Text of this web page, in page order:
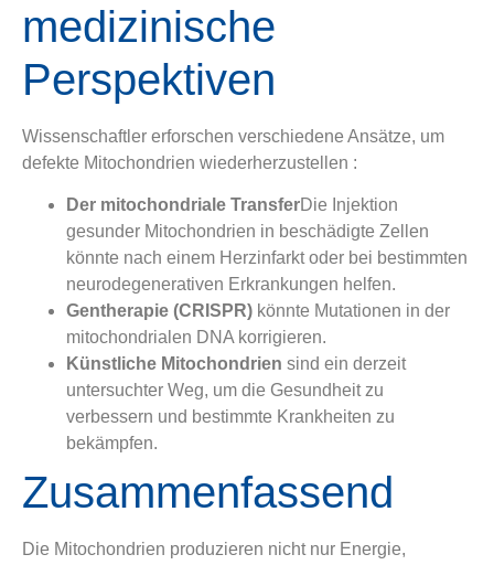
medizinische
Perspektiven
Wissenschaftler erforschen verschiedene Ansätze, um
defekte Mitochondrien wiederherzustellen :
Der mitochondriale TransferDie Injektion
gesunder Mitochondrien in beschädigte Zellen
könnte nach einem Herzinfarkt oder bei bestimmten
neurodegenerativen Erkrankungen helfen.
Gentherapie (CRISPR) könnte Mutationen in der
mitochondrialen DNA korrigieren.
Künstliche Mitochondrien sind ein derzeit
untersuchter Weg, um die Gesundheit zu
verbessern und bestimmte Krankheiten zu
bekämpfen.
Zusammenfassend
Die Mitochondrien produzieren nicht nur Energie,